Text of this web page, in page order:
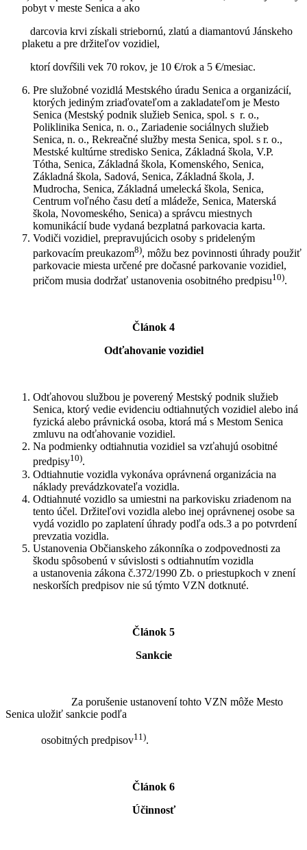
pobyt v meste Senica a ako
darcovia krvi získali striebornú, zlatú a diamantovú Jánskeho
plaketu a pre držiteľov vozidiel,
ktorí dovŕšili vek 70 rokov, je 10 €/rok a 5 €/mesiac.
Pre služobné vozidlá Mestského úradu Senica a organizácií,
ktorých jediným zriaďovateľom a zakladateľom je Mesto
Senica (Mestský podnik služieb Senica, spol. s r. o.,
Poliklinika Senica, n. o., Zariadenie sociálnych služieb
Senica, n. o., Rekreačné služby mesta Senica, spol. s r. o.,
Mestské kultúrne stredisko Senica, Základná škola, V.P.
Tótha, Senica, Základná škola, Komenského, Senica,
Základná škola, Sadová, Senica, Základná škola, J.
Mudrocha, Senica, Základná umelecká škola, Senica,
Centrum voľného času detí a mládeže, Senica, Materská
škola, Novomeského, Senica) a správcu miestnych
komunikácií bude vydaná bezplatná parkovacia karta.
Vodiči vozidiel, prepravujúcich osoby s prideleným
parkovacím preukazom8), môžu bez povinnosti úhrady použiť
parkovacie miesta určené pre dočasné parkovanie vozidiel,
pričom musia dodržať ustanovenia osobitného predpisu10).
Článok 4
Odťahovanie vozidiel
Odťahovou službou je poverený Mestský podnik služieb
Senica, ktorý vedie evidenciu odtiahnutých vozidiel alebo iná
fyzická alebo právnická osoba, ktorá má s Mestom Senica
zmluvu na odťahovanie vozidiel.
Na podmienky odtiahnutia vozidiel sa vzťahujú osobitné
predpisy10).
Odtiahnutie vozidla vykonáva oprávnená organizácia na
náklady prevádzkovateľa vozidla.
Odtiahnuté vozidlo sa umiestni na parkovisku zriadenom na
tento účel. Držiteľovi vozidla alebo inej oprávnenej osobe sa
vydá vozidlo po zaplatení úhrady podľa ods.3 a po potvrdení
prevzatia vozidla.
Ustanovenia Občianskeho zákonníka o zodpovednosti za
škodu spôsobenú v súvislosti s odtiahnutím vozidla
a ustanovenia zákona č.372/1990 Zb. o priestupkoch v znení
neskorších predpisov nie sú týmto VZN dotknuté.
Článok 5
Sankcie
Za porušenie ustanovení tohto VZN môže Mesto
Senica uložiť sankcie podľa
osobitných predpisov11).
Článok 6
Účinnosť